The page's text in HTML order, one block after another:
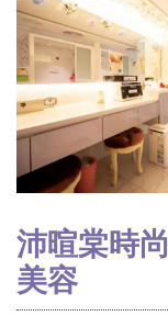
沛暄棠時
美容